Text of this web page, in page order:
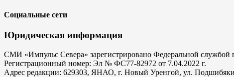
Социальные сети
Юридическая информация
СМИ «Импульс Севера» зарегистрировано Федеральной службой
Регистрационный номер: Эл № ФС77-82972 от 7.04.2022 г.
Адрес редакции: 629303, ЯНАО, г. Новый Уренгой, ул.